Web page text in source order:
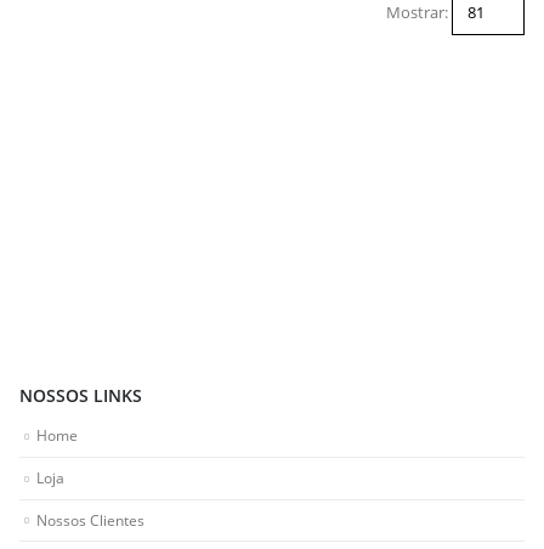
Mostrar:
NOSSOS LINKS
Home
Loja
Nossos Clientes